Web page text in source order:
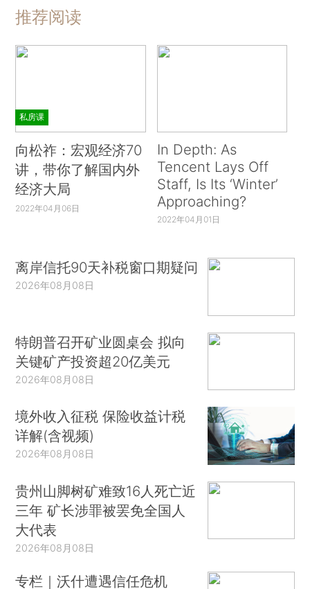
推荐阅读
私房课
向松祚：宏观经济70
讲，带你了解国内外
经济大局
2022年04月06日
In Depth: As
Tencent Lays Off
Staff, Is Its ‘Winter’
Approaching?
2022年04月01日
离岸信托90天补税窗口期疑问
2026年08月08日
特朗普召开矿业圆桌会 拟向
关键矿产投资超20亿美元
2026年08月08日
境外收入征税 保险收益计税
详解(含视频)
2026年08月08日
贵州山脚树矿难致16人死亡近
三年 矿长涉罪被罢免全国人
大代表
2026年08月08日
专栏｜沃什遭遇信任危机